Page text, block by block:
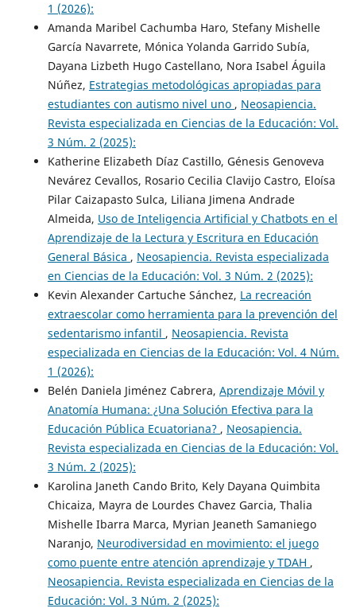
1 (2026):
Amanda Maribel Cachumba Haro, Stefany Mishelle
García Navarrete, Mónica Yolanda Garrido Subía,
Dayana Lizbeth Hugo Castellano, Nora Isabel Águila
Núñez, Estrategias metodológicas apropiadas para
estudiantes con autismo nivel uno , Neosapiencia.
Revista especializada en Ciencias de la Educación: Vol.
3 Núm. 2 (2025):
Katherine Elizabeth Díaz Castillo, Génesis Genoveva
Nevárez Cevallos, Rosario Cecilia Clavijo Castro, Eloísa
Pilar Caizapasto Sulca, Liliana Jimena Andrade
Almeida, Uso de Inteligencia Artificial y Chatbots en el
Aprendizaje de la Lectura y Escritura en Educación
General Básica , Neosapiencia. Revista especializada
en Ciencias de la Educación: Vol. 3 Núm. 2 (2025):
Kevin Alexander Cartuche Sánchez, La recreación
extraescolar como herramienta para la prevención del
sedentarismo infantil , Neosapiencia. Revista
especializada en Ciencias de la Educación: Vol. 4 Núm.
1 (2026):
Belén Daniela Jiménez Cabrera, Aprendizaje Móvil y
Anatomía Humana: ¿Una Solución Efectiva para la
Educación Pública Ecuatoriana? , Neosapiencia.
Revista especializada en Ciencias de la Educación: Vol.
3 Núm. 2 (2025):
Karolina Janeth Cando Brito, Kely Dayana Quimbita
Chicaiza, Mayra de Lourdes Chavez Garcia, Thalia
Mishelle Ibarra Marca, Myrian Jeaneth Samaniego
Naranjo, Neurodiversidad en movimiento: el juego
como puente entre atención aprendizaje y TDAH ,
Neosapiencia. Revista especializada en Ciencias de la
Educación: Vol. 3 Núm. 2 (2025):